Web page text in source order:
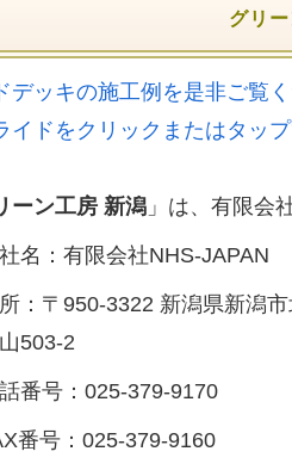
グリ
デッキの施工例を是非ご覧く
イドをクリックまたはタッ
ーン工房 新潟 」は、有限会
名：有限会社NHS-JAPAN
：〒950-3322 新潟県新潟市
503-2
番号：025-379-9170
番号：025-379-9160